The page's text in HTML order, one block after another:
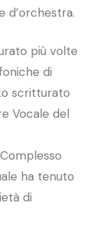
d’orchestra.
più volte
di
scritturato
Vocale del
ha tenuto
di